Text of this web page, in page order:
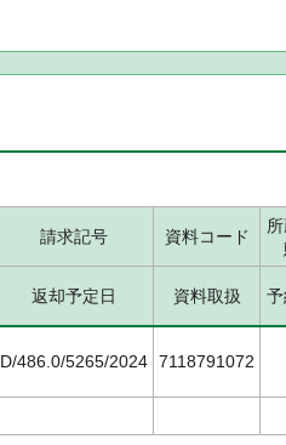
請求記号 資料コード
返却予定日 資料取扱
D/486.0/5265/2024 7118791072